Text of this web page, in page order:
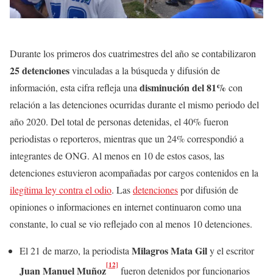
Durante los primeros dos cuatrimestres del año se contabilizaron
25 detencionesvinculadas a la búsqueda y difusión de
información, esta cifra refleja una disminución del 81% con
relación a las detenciones ocurridas durante el mismo periodo del
año 2020. Del total de personas detenidas, el 40% fueron
periodistas o reporteros, mientras que un 24% correspondió a
integrantes de ONG. Al menos en 10 de estos casos, las
detenciones estuvieron acompañadas por cargos contenidos en la
ilegítima ley contra el odio. Lasdetencionespor difusión de
opiniones o informaciones en internet continuaron como una
constante, lo cual se vio reflejado con al menos 10 detenciones.
El 21 de marzo, la periodista Milagros Mata Gily el escritor
Juan Manuel Muñoz[12] fueron detenidos por funcionarios